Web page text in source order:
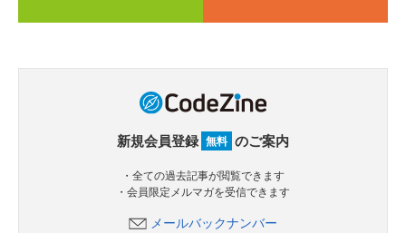
新規会員登録 無料 のご案内
・全ての過去記事が閲覧できます
・会員限定メルマガを受信できます
メールバックナンバー